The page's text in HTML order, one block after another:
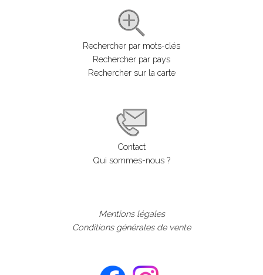
Rechercher par mots-clés
Rechercher par pays
Rechercher sur la carte
Contact
Qui sommes-nous ?
Mentions légales
Conditions générales de vente